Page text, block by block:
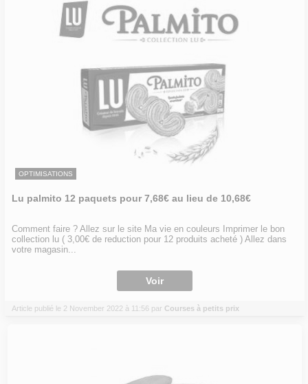
OPTIMISATIONS
Lu palmito 12 paquets pour 7,68€ au lieu de 10,68€
Comment faire ? Allez sur le site Ma vie en couleurs Imprimer le bon
collection lu ( 3,00€ de reduction pour 12 produits acheté ) Allez dans
votre magasin...
Voir
Article publié le 2 November 2022 à 11:56 par Courses à petits prix